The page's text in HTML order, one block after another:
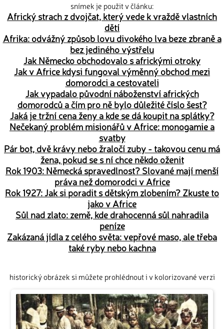
snímek je použit v článku:
Africký strach z dvojčat, který vede k vraždě vlastních
dětí
Afrika: odvážný způsob lovu divokého lva beze zbraně a
bez jediného výstřelu
Jak Německo obchodovalo s africkými otroky
Jak v Africe kdysi fungoval výměnný obchod mezi
domorodci a cestovateli
Jak vypadalo původní náboženství afrických
domorodců a čím pro ně bylo důležité číslo šest?
Jaká je tržní cena ženy a kde se dá koupit na splátky?
Nečekaný problém misionářů v Africe: monogamie a
svatby
Pár bot, dvě krávy nebo žraločí zuby - takovou cenu má
žena, pokud se s ní chce někdo oženit
Rok 1903: Německá spravedlnost? Slované mají menší
práva než domorodci v Africe
Rok 1927: Jak si poradit s dětským zlobením? Zkuste to
jako v Africe
Sůl nad zlato: země, kde drahocenná sůl nahradila
peníze
Zakázaná jídla z celého světa: vepřové maso, ale třeba
také ryby nebo kachna
historický obrázek si můžete prohlédnout i v kolorizované verzi